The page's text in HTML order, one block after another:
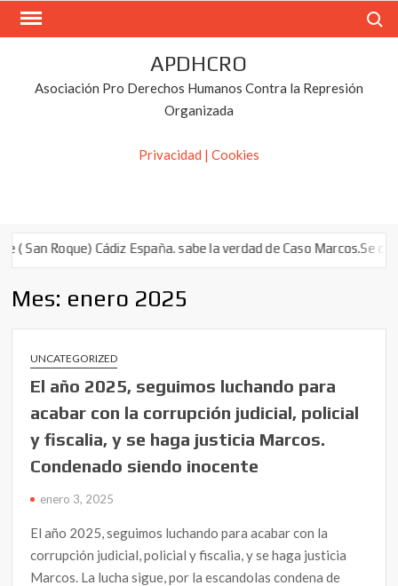
Saltar
APDHCRO
Asociación Pro Derechos Humanos Contra la Represión
Organizada
Privacidad | Cookies
Roque) Cádiz España. sabe la verdad de Caso Marcos.Se calló
Mes: enero 2025
UNCATEGORIZED
El año 2025, seguimos luchando para
acabar con la corrupción judicial, policial
y fiscalia, y se haga justicia Marcos.
Condenado siendo inocente
enero 3, 2025
El año 2025, seguimos luchando para acabar con la
corrupción judicial, policial y fiscalia, y se haga justicia
Marcos. La lucha sigue, por la escandolas condena de